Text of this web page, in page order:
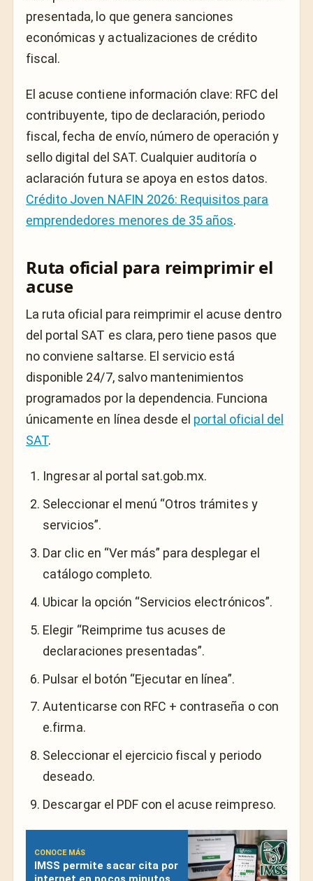
presentada, lo que genera sanciones
económicas y actualizaciones de crédito
fiscal.
El acuse contiene información clave: RFC del
contribuyente, tipo de declaración, periodo
fiscal, fecha de envío, número de operación y
sello digital del SAT. Cualquier auditoría o
aclaración futura se apoya en estos datos.
Crédito Joven NAFIN 2026: Requisitos para
emprendedores menores de 35 años.
Ruta oficial para reimprimir el
acuse
La ruta oficial para reimprimir el acuse dentro
del portal SAT es clara, pero tiene pasos que
no conviene saltarse. El servicio está
disponible 24/7, salvo mantenimientos
programados por la dependencia. Funciona
únicamente en línea desde el portal oficial del
SAT.
Ingresar al portal sat.gob.mx.
Seleccionar el menú “Otros trámites y
servicios”.
Dar clic en “Ver más” para desplegar el
catálogo completo.
Ubicar la opción “Servicios electrónicos”.
Elegir “Reimprime tus acuses de
declaraciones presentadas”.
Pulsar el botón “Ejecutar en línea”.
Autenticarse con RFC + contraseña o con
e.firma.
Seleccionar el ejercicio fiscal y periodo
deseado.
Descargar el PDF con el acuse reimpreso.
CONOCE MÁS
IMSS permite sacar cita por